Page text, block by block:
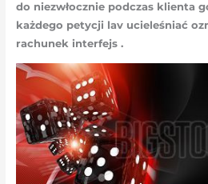
do niezwłocznie podczas klienta
każdego petycji lav ucieleśniać
rachunek interfejs .